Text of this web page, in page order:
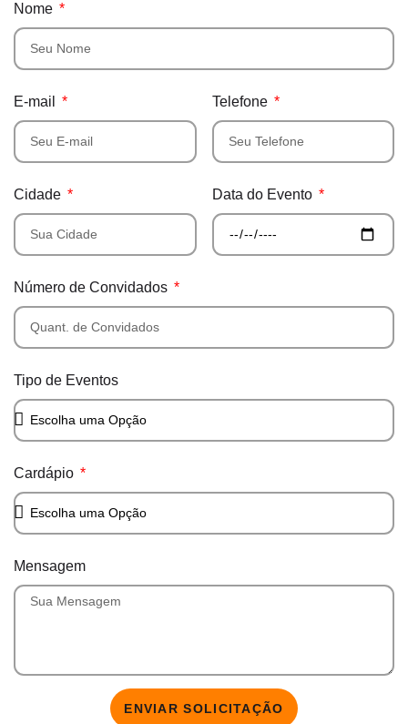
Nome
E-mail Telefone
Cidade Data do Evento
Número de Convidados
Tipo de Eventos
Cardápio
Mensagem
ENVIAR SOLICITAÇÃO